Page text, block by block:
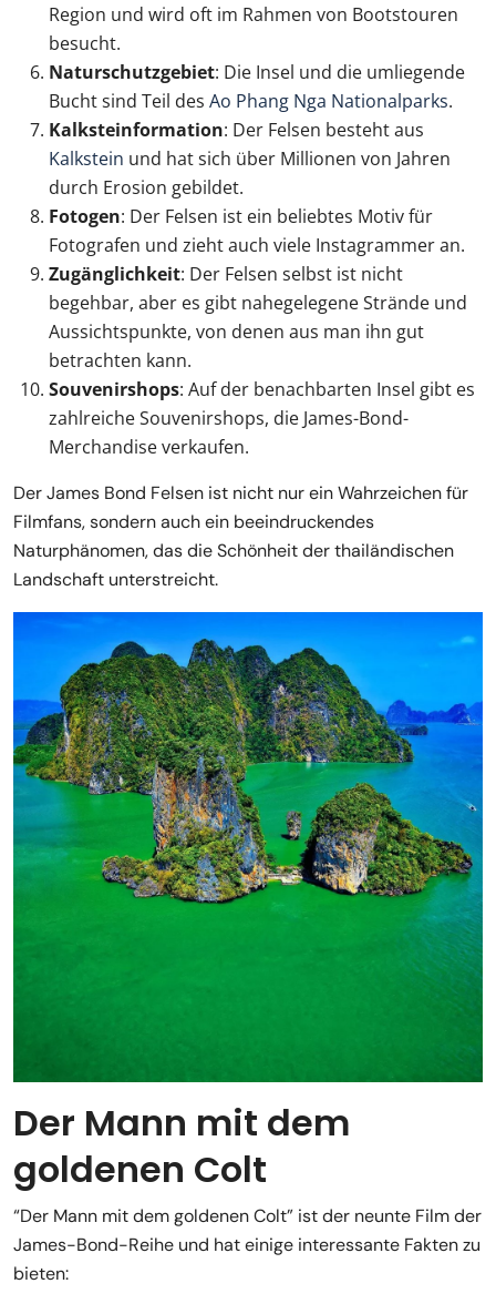
Region und wird oft im Rahmen von Bootstouren
besucht.
Naturschutzgebiet: Die Insel und die umliegende
Bucht sind Teil des Ao Phang Nga Nationalparks.
Kalksteinformation: Der Felsen besteht aus
Kalkstein und hat sich über Millionen von Jahren
durch Erosion gebildet.
Fotogen: Der Felsen ist ein beliebtes Motiv für
Fotografen und zieht auch viele Instagrammer an.
Zugänglichkeit: Der Felsen selbst ist nicht
begehbar, aber es gibt nahegelegene Strände und
Aussichtspunkte, von denen aus man ihn gut
betrachten kann.
Souvenirshops: Auf der benachbarten Insel gibt es
zahlreiche Souvenirshops, die James-Bond-
Merchandise verkaufen.
Der James Bond Felsen ist nicht nur ein Wahrzeichen für
Filmfans, sondern auch ein beeindruckendes
Naturphänomen, das die Schönheit der thailändischen
Landschaft unterstreicht.
Der Mann mit dem
goldenen Colt
“Der Mann mit dem goldenen Colt” ist der neunte Film der
James-Bond-Reihe und hat einige interessante Fakten zu
bieten: